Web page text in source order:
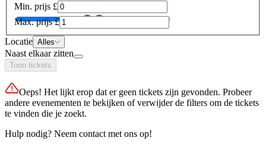
Min. prijs £
Max. prijs £
Locatie Alles
Naast elkaar zitten
Toon tickets
Oeps! Het lijkt erop dat er geen tickets zijn gevonden. Probeer
andere evenementen te bekijken of verwijder de filters om de tickets
te vinden die je zoekt.
Hulp nodig? Neem contact met ons op!